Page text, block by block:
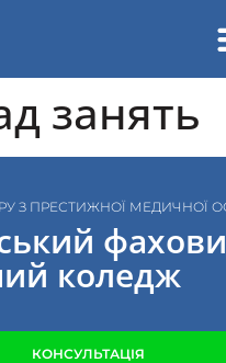
занять
З ПРЕСТИЖНОЇ МЕДИЧНОЇ
коледж
КОНСУЛЬТАЦІЯ